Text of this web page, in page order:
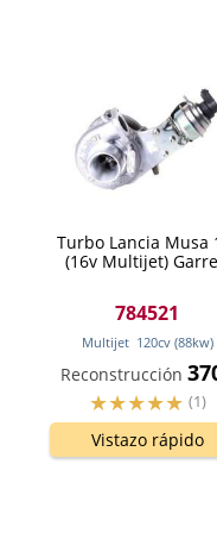
Turbo Lancia Musa
(16v Multijet)
784521
Multijet 120cv (88kw)
Reconstrucción
(1)
Vistazo rápido